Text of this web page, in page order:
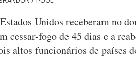
Unidos receberam no
cessar-fogo de 45 dias e a
altos funcionários de países